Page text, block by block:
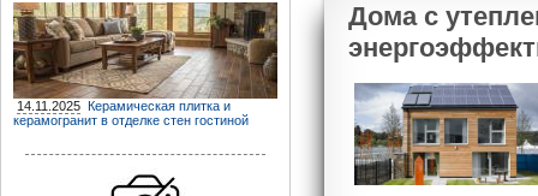
14.11.2025 Керамическая плитка и
керамогранит в отделке стен гостиной
Дома с